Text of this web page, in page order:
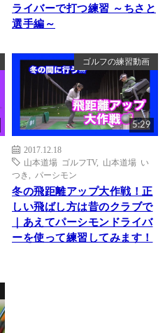
ライバーで打つ練習 ～ちさと
選手編～
ゴルフの練習動画
5:29
2017.12.18
山本道場 ゴルフTV, 山本道場 い
つき
パーシモン
冬の飛距離アップ大作戦！正
しい飛ばし方は昔のクラブで
｜あえてパーシモンドライバ
ーを使って練習してみます！